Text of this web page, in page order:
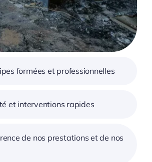
formées et professionnelles
et interventions rapides
de nos prestations et de nos